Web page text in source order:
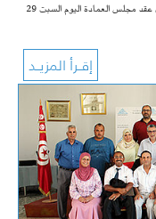
تحت إشراف المهندس أسامة الخريجي عميد المهندسين التونسيين عقد مجلس العمادة اليوم السبت 29